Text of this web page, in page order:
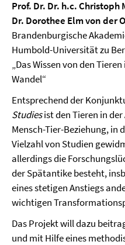
Prof. Dr. Dr. h.c. Christoph
Dr. Dorothee Elm von der
Brandenburgische
Humbold-Universität zu
„Das Wissen von den
Wandel“
Entsprechend der
Studiesist den Tieren in
Mensch-Tier-Beziehung, in
Vielzahl von Studien
allerdings die
der Spätantike besteht,
eines stetigen Anstiegs
wichtigen
Das Projekt will dazu
und mit Hilfe eines